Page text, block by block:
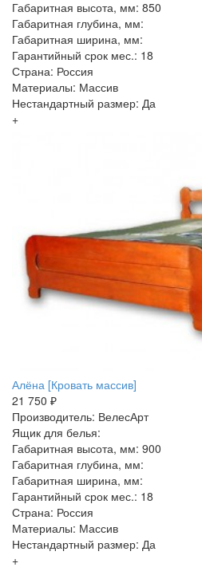
Габаритная высота, мм: 850
Габаритная глубина, мм:
Габаритная ширина, мм:
Гарантийный срок мес.: 18
Страна: Россия
Материалы: Массив
Нестандартный размер: Да
+
Алёна [Кровать массив]
21 750 ₽
Производитель: ВелесАрт
Ящик для белья:
Габаритная высота, мм: 900
Габаритная глубина, мм:
Габаритная ширина, мм:
Гарантийный срок мес.: 18
Страна: Россия
Материалы: Массив
Нестандартный размер: Да
+